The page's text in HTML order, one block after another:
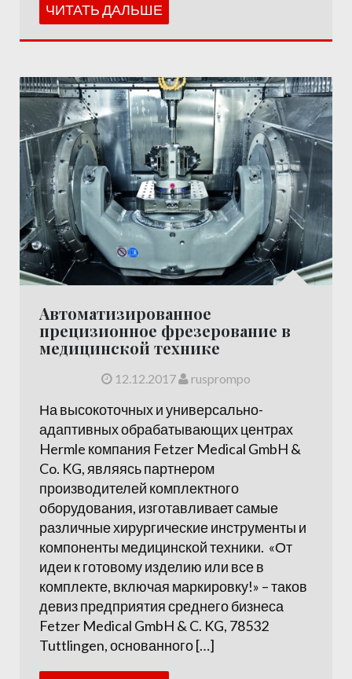
ЧИТАТЬ ДАЛЬШЕ
Автоматизированное
прецизионное фрезерование в
медицинской технике
12.12.2017 rusprompo
На высокоточных и универсально-
адаптивных обрабатывающих центрах
Hermle компания Fetzer Medical GmbH &
Co. KG, являясь партнером
производителей комплектного
оборудования, изготавливает самые
различные хирургические инструменты и
компоненты медицинской техники. ​ «От
идеи к готовому изделию или все в
комплекте, включая маркировку!» – таков
девиз предприятия среднего бизнеса
Fetzer Medical GmbH & C. KG, 78532
Tuttlingen, основанного […]